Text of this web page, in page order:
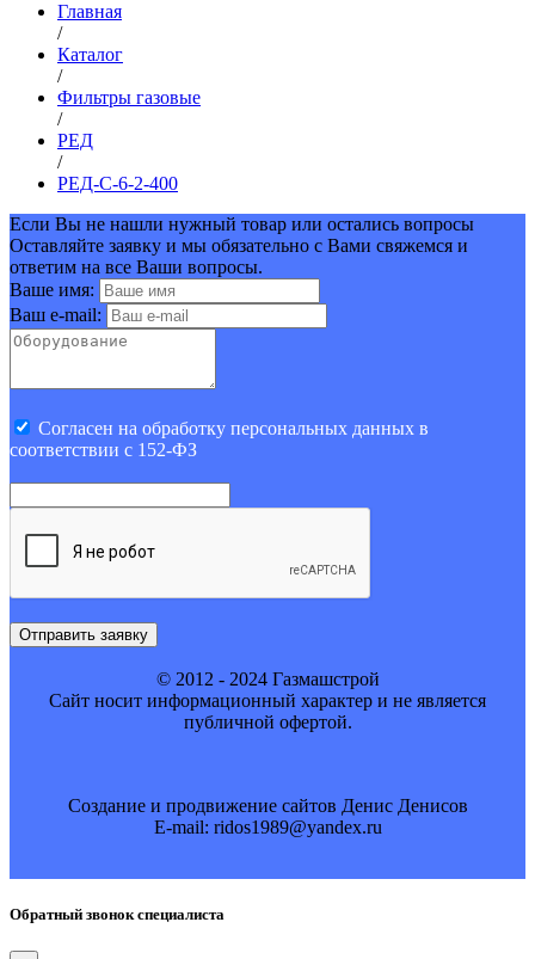
Главная
/
Каталог
/
Фильтры газовые
/
РЕД
/
РЕД-С-6-2-400
Если Вы не нашли нужный товар или остались вопросы
Оставляйте заявку и мы обязательно с Вами свяжемся и
ответим на все Ваши вопросы.
Ваше имя:
Ваш e-mail:
Cогласен на обработку персональных данных в
соответствии с 152-ФЗ
Отправить заявку
© 2012 - 2024 Газмашстрой
Cайт носит информационный характер и не является
публичной офертой.
Создание и продвижение сайтов Денис Денисов
E-mail: ridos1989@yandex.ru
Обратный звонок специалиста